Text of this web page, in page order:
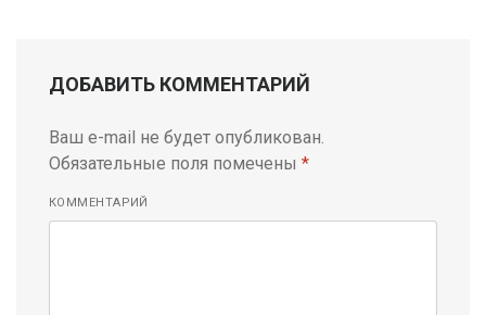
ДОБАВИТЬ КОММЕНТАРИЙ
Ваш e-mail не будет опубликован.
Обязательные поля помечены *
КОММЕНТАРИЙ